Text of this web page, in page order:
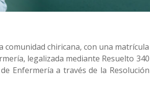
comunidad chiricana, con una matrícula
legalizada mediante Resuelto 340
Enfermería a través de la Resolución